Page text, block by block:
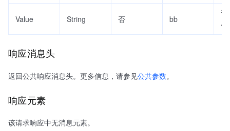
Value String 否 bb
设
值
响应消息头
返回公共响应消息头。更多信息，请参见公共参数。
响应元素
该请求响应中无消息元素。